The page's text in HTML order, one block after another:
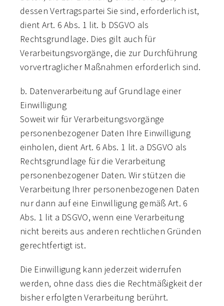
dessen Vertragspartei Sie sind, erforderlich ist,
dient Art. 6 Abs. 1 lit. b DSGVO als
Rechtsgrundlage. Dies gilt auch für
Verarbeitungsvorgänge, die zur Durchführung
vorvertraglicher Maßnahmen erforderlich sind.
b. Datenverarbeitung auf Grundlage einer
Einwilligung
Soweit wir für Verarbeitungsvorgänge
personenbezogener Daten Ihre Einwilligung
einholen, dient Art. 6 Abs. 1 lit. a DSGVO als
Rechtsgrundlage für die Verarbeitung
personenbezogener Daten. Wir stützen die
Verarbeitung Ihrer personenbezogenen Daten
nur dann auf eine Einwilligung gemäß Art. 6
Abs. 1 lit a DSGVO, wenn eine Verarbeitung
nicht bereits aus anderen rechtlichen Gründen
gerechtfertigt ist.
Die Einwilligung kann jederzeit widerrufen
werden, ohne dass dies die Rechtmäßigkeit der
bisher erfolgten Verarbeitung berührt.